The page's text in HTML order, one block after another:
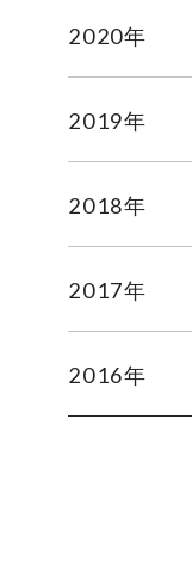
2020年
2019年
2018年
2017年
2016年